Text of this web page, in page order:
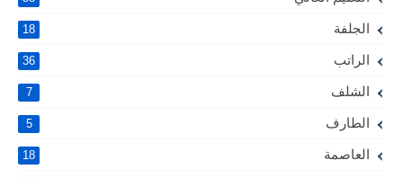
الجلفة 18
الراتب 36
الشلف 7
الطارف 5
العاصمة 18